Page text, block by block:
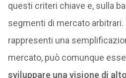
questi criteri chiave e, sulla
segmenti di mercato arbitrari.
rappresenti una
mercato, può comunque
sviluppare una visione di